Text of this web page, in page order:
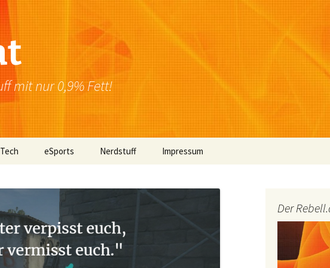
mit nur 0,9% Fett!
Mac OS
Linux
Browser
eSports Nerdstuff Impressum
Der